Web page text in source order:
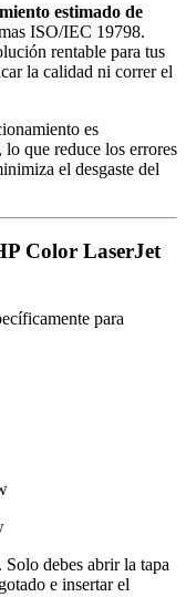
estimado de
ISO/IEC 19798.
rentable para tus
la calidad ni correr el
es
que reduce los errores
el desgaste del
Color LaserJet
para
debes abrir la tapa
e insertar el